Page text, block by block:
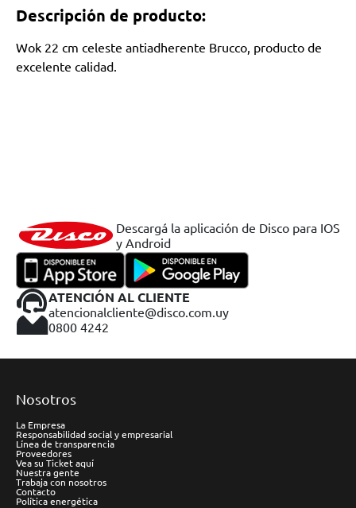
Descripción de producto:
Wok 22 cm celeste antiadherente Brucco, producto de
excelente calidad.
Descargá la aplicación de Disco para IOS
y Android
ATENCIÓN AL CLIENTE
atencionalcliente@disco.com.uy
0800 4242
Nosotros
La Empresa
Responsabilidad social y empresarial
Línea de transparencia
Proveedores
Vea su Ticket aquí
Nuestra gente
Trabaja con nosotros
Contacto
Política energética